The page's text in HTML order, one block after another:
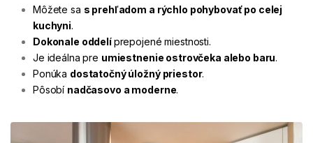
Môžete sa s prehľadom a rýchlo pohybovať po celej
kuchyni.
Dokonale oddelíprepojené miestnosti.
Je ideálna pre umiestnenie ostrovčeka alebo baru.
Ponúka dostatočný úložný priestor.
Pôsobí nadčasovo a moderne.